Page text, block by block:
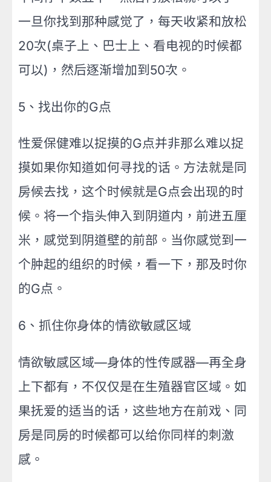
一旦你找到那种感觉了，每天收紧和放松
20次(桌子上、巴士上、看电视的时候都
可以)，然后逐渐增加到50次。
5、找出你的G点
性爱保健难以捉摸的G点并非那么难以捉
摸如果你知道如何寻找的话。方法就是同
房候去找，这个时候就是G点会出现的时
候。将一个指头伸入到阴道内，前进五厘
米，感觉到阴道壁的前部。当你感觉到一
个肿起的组织的时候，看一下，那及时你
的G点。
6、抓住你身体的情欲敏感区域
情欲敏感区域—身体的性传感器—再全身
上下都有，不仅仅是在生殖器官区域。如
果抚爱的适当的话，这些地方在前戏、同
房是同房的时候都可以给你同样的刺激
感。